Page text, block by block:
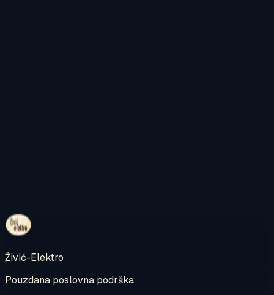
Pregledajte internetsku trgovinu
Živić-Elektro
Pouzdana poslovna podrška